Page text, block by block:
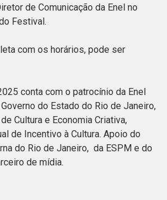
de Comunicação da Enel no
Festival.
com os horários, pode ser
conta com o patrocínio da Enel
do Estado do Rio de Janeiro,
Cultura e Economia Criativa,
de Incentivo à Cultura. Apoio do
do Rio de Janeiro, da ESPM e do
de mídia.